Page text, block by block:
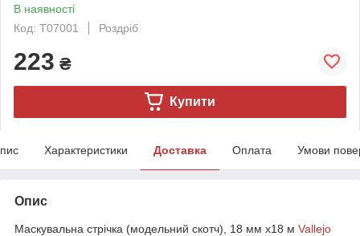
В наявності
Код: T07001
Роздріб
223 ₴
Купити
Характеристики Доставка Оплата Умови
Опис
Маскувальна стрічка (модельний скотч), 18 мм x18 м Vallejo